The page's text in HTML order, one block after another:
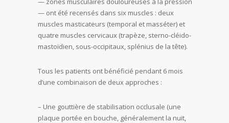
— ont été recensés dans six muscles : deux
muscles masticateurs (temporal et masséter) et
quatre muscles cervicaux (trapèze, sterno-cléido-
mastoïdien, sous-occipitaux, splénius de la tête).
Tous les patients ont bénéficié pendant 6 mois
d’une combinaison de deux approches :
– Une gouttière de stabilisation occlusale (une
plaque portée en bouche, généralement la nuit,